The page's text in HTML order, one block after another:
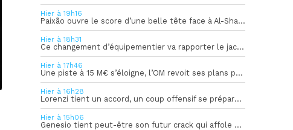
Hier à 19h16
Paixão ouvre le score d’une belle tête face à Al-Shahania
Hier à 18h31
Ce changement d’équipementier va rapporter le jackpot à l’OM
Hier à 17h46
Une piste à 15 M€ s’éloigne, l’OM revoit ses plans pour son gardien
Hier à 16h28
Lorenzi tient un accord, un coup offensif se prépare en coulisses
Hier à 15h06
Genesio tient peut-être son futur crack qui affole déjà l’Europe